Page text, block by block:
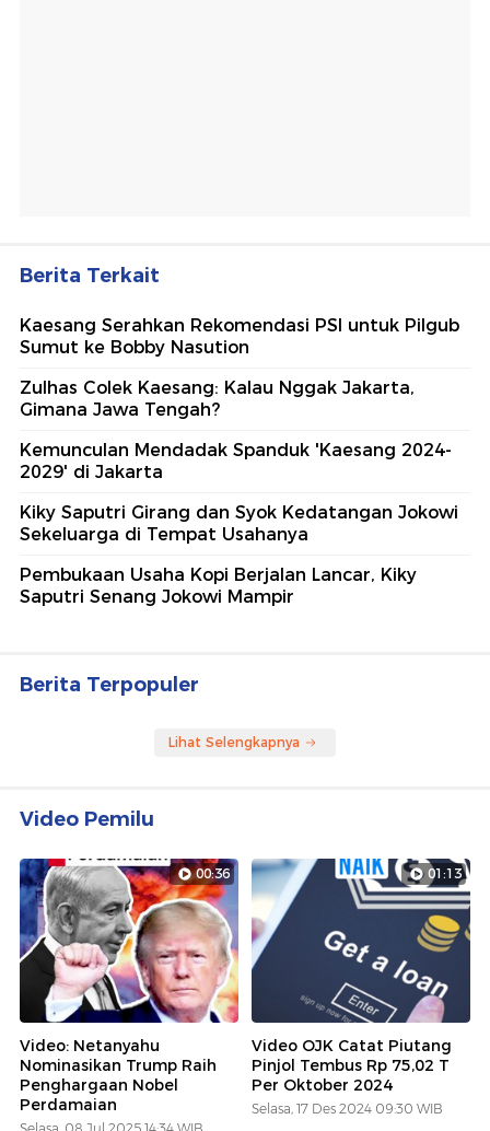
Berita Terkait
Kaesang Serahkan Rekomendasi PSI untuk Pilgub
Sumut ke Bobby Nasution
Zulhas Colek Kaesang: Kalau Nggak Jakarta,
Gimana Jawa Tengah?
Kemunculan Mendadak Spanduk 'Kaesang 2024-
2029' di Jakarta
Kiky Saputri Girang dan Syok Kedatangan Jokowi
Sekeluarga di Tempat Usahanya
Pembukaan Usaha Kopi Berjalan Lancar, Kiky
Saputri Senang Jokowi Mampir
Berita Terpopuler
Lihat Selengkapnya
Video Pemilu
00:36
Video: Netanyahu
Nominasikan Trump Raih
Penghargaan Nobel
Perdamaian
01:13
Video OJK Catat Piutang
Pinjol Tembus Rp 75,02 T
Per Oktober 2024
Selasa, 17 Des 2024 09:30 WIB